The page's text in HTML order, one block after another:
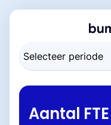
Aantal FTE